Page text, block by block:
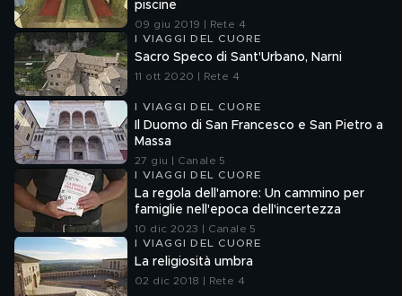
piscine
09 giu 2019 | Rete 4
I VIAGGI DEL CUORE
Sacro Speco di Sant'Urbano, Narni
11 ott 2020 | Rete 4
I VIAGGI DEL CUORE
Il Duomo di San Francesco e San Pietro a
Massa
27 giu | Canale 5
I VIAGGI DEL CUORE
La regola dell'amore: Un cammino per
famiglie nell'epoca dell'incertezza
10 dic 2023 | Canale 5
I VIAGGI DEL CUORE
La religiosità umbra
02 dic 2018 | Rete 4